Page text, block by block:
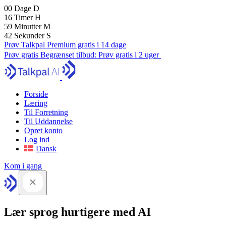
00 Dage D
16 TimerH
59 MinutterM
41 Sekunder S
Prøv Talkpal Premium gratis i 14 dage
Prøv gratis Begrænset tilbud: Prøv gratis i 2 uger
Forside
Læring
Til Forretning
Til Uddannelse
Opret konto
Log ind
Dansk
Kom i gang
Lær sprog hurtigere med AI